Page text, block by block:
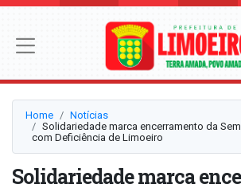
Home
Notícias
Solidariedade marca encerramento da
com Deficiência de Limoeiro
Solidariedade marca